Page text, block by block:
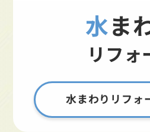
水
リフォ
水まわりリフォ